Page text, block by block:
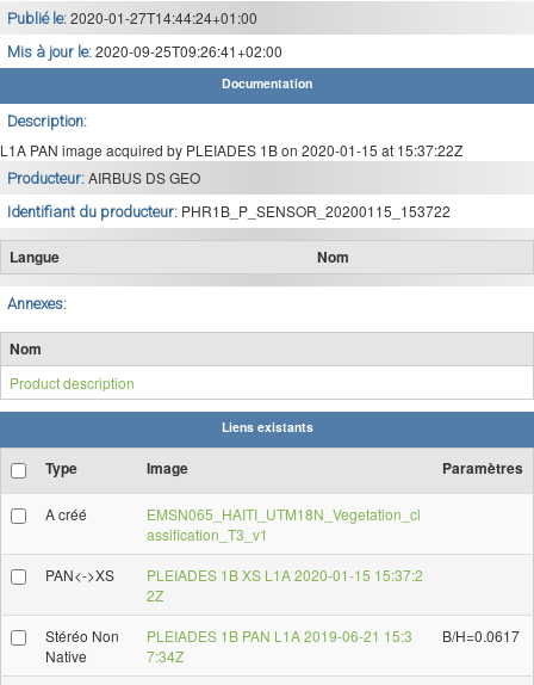
Publié le: 2020-01-27T14:44:24+01:00
Mis à jour le: 2020-09-25T09:26:41+02:00
Documentation
Description:
L1A PAN image acquired by PLEIADES 1B on 2020-01-15 at 15:37:22Z
Producteur: AIRBUS DS GEO
Identifiant du producteur: PHR1B_P_SENSOR_20200115_153722
Langue Nom
Annexes:
Nom
Product description
Liens existants
Type Image Paramètres
A créé
EMSN065_HAITI_UTM18N_Vegetation_cl
assification_T3_v1
PAN<->XS
PLEIADES 1B XS L1A 2020-01-15 15:37:2
2Z
Stéréo Non
Native
PLEIADES 1B PAN L1A 2019-06-21 15:3
7:34Z
B/H=0.0617